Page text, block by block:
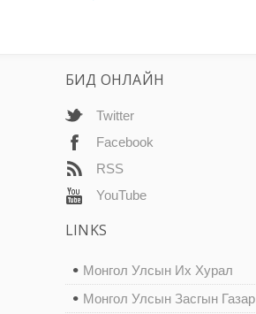
БИД ОНЛАЙН
Twitter
Facebook
RSS
YouTube
LINKS
Монгол Улсын Их Хурал
Монгол Улсын Засгын Газар